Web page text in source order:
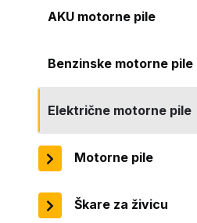
AKU motorne pile
Benzinske motorne pile
Električne motorne pile
Motorne pile
Škare za živicu